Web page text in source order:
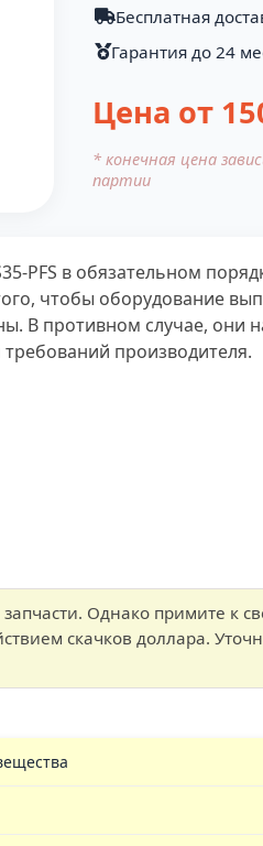
Бесплатная
Гарантия до 24
Цена от
* конечная цена
партии
PFS в обязательном
чтобы оборудование
В противном случае, они
требований производителя.
Однако примите к
скачков доллара.